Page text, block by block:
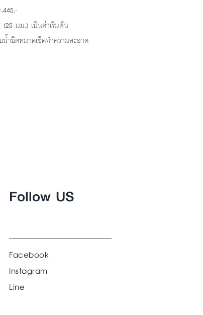
มม.) เป็นค่าเริ่มต้น
ำบิดหมาดเช็ดทำความสะอาด
Follow US
Facebook
Instagram
Line